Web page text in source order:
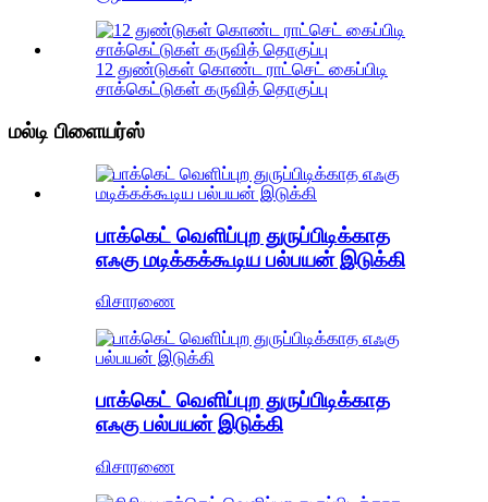
12 துண்டுகள் கொண்ட ராட்செட் கைப்பிடி
சாக்கெட்டுகள் கருவித் தொகுப்பு
மல்டி பிளையர்ஸ்
பாக்கெட் வெளிப்புற துருப்பிடிக்காத
எஃகு மடிக்கக்கூடிய பல்பயன் இடுக்கி
விசாரணை
பாக்கெட் வெளிப்புற துருப்பிடிக்காத
எஃகு பல்பயன் இடுக்கி
விசாரணை